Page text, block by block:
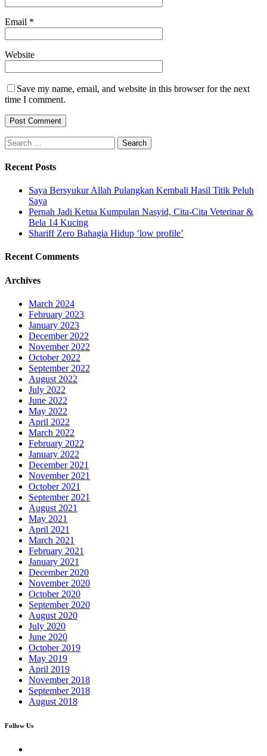
Email *
Website
Save my name, email, and website in this browser for the next
time I comment.
Search
for:
Recent Posts
Saya Bersyukur Allah Pulangkan Kembali Hasil Titik Peluh
Saya
Pernah Jadi Ketua Kumpulan Nasyid, Cita-Cita Veterinar &
Bela 14 Kucing
Shariff Zero Bahagia Hidup ‘low profile’
Recent Comments
Archives
March 2024
February 2023
January 2023
December 2022
November 2022
October 2022
September 2022
August 2022
July 2022
June 2022
May 2022
April 2022
March 2022
February 2022
January 2022
December 2021
November 2021
October 2021
September 2021
August 2021
May 2021
April 2021
March 2021
February 2021
January 2021
December 2020
November 2020
October 2020
September 2020
August 2020
July 2020
June 2020
October 2019
May 2019
April 2019
November 2018
September 2018
August 2018
Follow Us